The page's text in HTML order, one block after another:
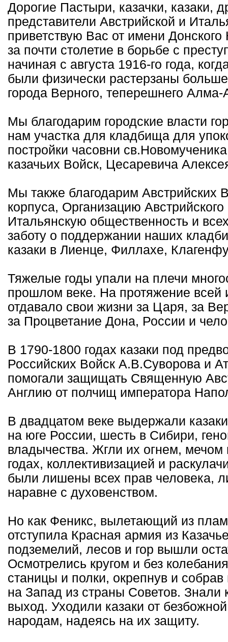
Дорогие Пастыри, казачки, казаки,
представители Австрийской и
приветствую Вас от имени Донского
за почти столетие в борьбе с
начиная с августа 1916-го года,
были физически растерзаны
города Верного, теперешнего Алма-
Мы благодарим городские власти
нам участка для кладбища для
постройки часовни
казачьих Войск, Цесаревича
Мы также благодарим Австрийских
корпуса, Организацию
Итальянскую общественность и
заботу о поддержании наших
казаки в Лиенце, Филлахе,
Тяжелые годы упали на плечи
прошлом веке. На протяжение всей
отдавало свои жизни за Царя, за
за Процветание Дона, России и
В 1790-1800 годах казаки под
Российских Войск А.В.Суворова и
помогали защищать Священную
Англию от полчищ императора
В двадцатом веке выдержали
на юге России, шесть в Сибири,
владычества. Жгли их огнем,
годах, коллективизацией и
были лишены всех прав человека,
наравне с духовенством.
Но как Феникс, вылетающий из
отступила Красная армия из
подземелий, лесов и гор вышли
Осмотрелись кругом и без
станицы и полки, окрепнув и собрав
на Запад из страны Советов. Знали
выход. Уходили казаки от
народам, надеясь на их защиту.